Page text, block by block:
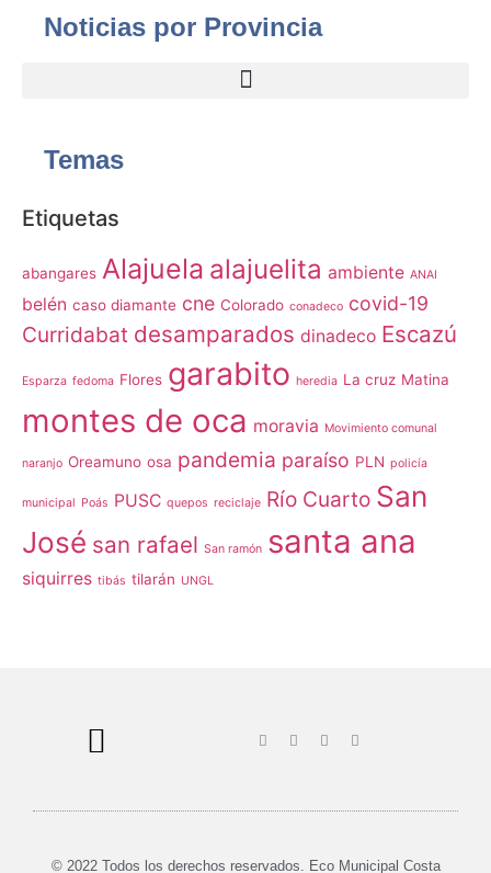
Noticias por Provincia
Temas
Etiquetas
abangares Alajuela alajuelita ambiente ANAI
belén caso diamante cne Colorado conadeco covid-19
Curridabat desamparados dinadeco Escazú
Esparza fedoma Flores garabito heredia La cruz Matina
montes de oca moravia Movimiento comunal
naranjo Oreamuno osa pandemia paraíso PLN policía
municipal Poás PUSC quepos reciclaje Río Cuarto San
José san rafael San ramón santa ana
siquirres tibás tilarán UNGL
© 2022 Todos los derechos reservados. Eco Municipal Costa